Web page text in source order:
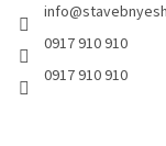
info@
0917 910 910
0917 910 910